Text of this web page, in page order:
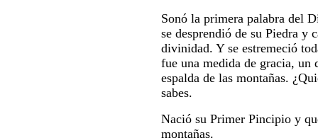
Sonó la primera palabra del
se desprendió de su Piedra y
divinidad. Y se estremeció
fue una medida de gracia, un
espalda de las montañas.
sabes.
Nació su Primer Pincipio y
montañas.